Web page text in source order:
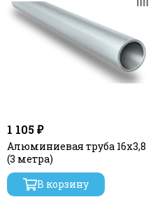
1 105 ₽
Алюминиевая труба 16х3,8
(3 метра)
В корзину